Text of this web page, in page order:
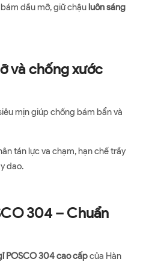
dầu mỡ, giữ chậu luôn sáng
và chống xước
mịn giúp chống bám bẩn và
tán lực va chạm, hạn chế trầy
dao.
304 – Chuẩn
POSCO 304 cao cấpcủa Hàn